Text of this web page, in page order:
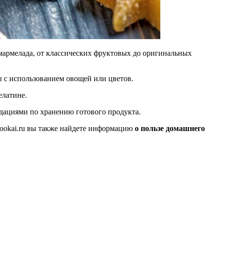
от классических фруктовых до оригинальных
использованием овощей или цветов.
по хранению готового продукта.
вы также найдете информацию о пользе домашнего